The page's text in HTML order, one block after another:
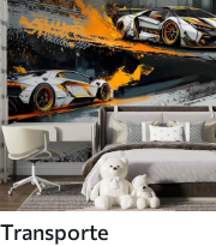
Transporte